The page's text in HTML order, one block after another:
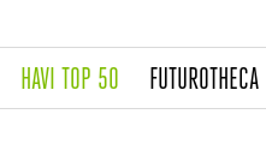
HAVI TOP 50(CURRENT)
FUTUROTHECA